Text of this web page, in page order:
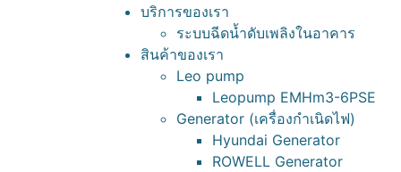
บริการของเรา
ระบบฉีดน้ำดับเพลิงในอาคาร
สินค้าของเรา
Leo pump
Leopump EMHm3-6PSE
Generator (เครื่องกำเนิดไฟ)
Hyundai Generator
ROWELL Generator